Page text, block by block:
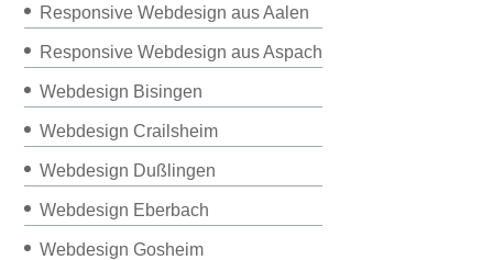
Responsive Webdesign aus Aalen
Responsive Webdesign aus Aspach
Webdesign Bisingen
Webdesign Crailsheim
Webdesign Dußlingen
Webdesign Eberbach
Webdesign Gosheim